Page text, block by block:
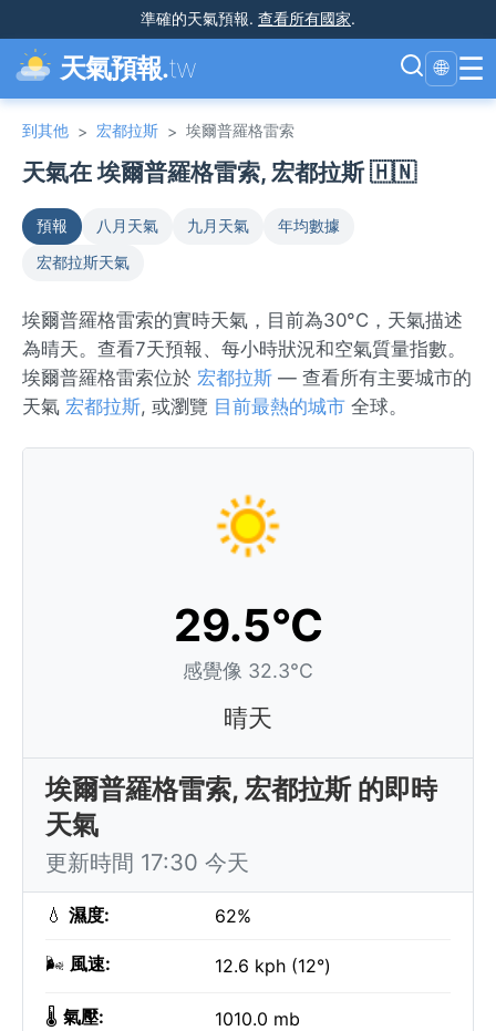
準確的天氣預報. 查看所有國家.
天氣預報.tw 🌐 ☰
到其他 > 宏都拉斯 > 埃爾普羅格雷索
天氣在 埃爾普羅格雷索, 宏都拉斯 🇭🇳
預報 八月天氣 九月天氣
年均數據
宏都拉斯天氣
埃爾普羅格雷索的實時天氣，目前為30°C，天氣描述
為晴天。查看7天預報、每小時狀況和空氣質量指數。
埃爾普羅格雷索位於 宏都拉斯 — 查看所有主要城市的
天氣 宏都拉斯, 或瀏覽 目前最熱的城市 全球。
29.5°C
感覺像 32.3°C
晴天
埃爾普羅格雷索, 宏都拉斯 的即時
天氣
更新時間 17:30 今天
💧 濕度: 62%
🌬️ 風速: 12.6 kph (12°)
🌡️ 氣壓: 1010.0 mb